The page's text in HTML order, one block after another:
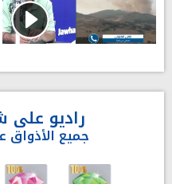
راديو على
جميع